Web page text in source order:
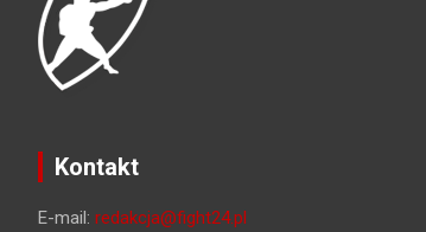
Kontakt
E-mail: redakcja@fight24.pl